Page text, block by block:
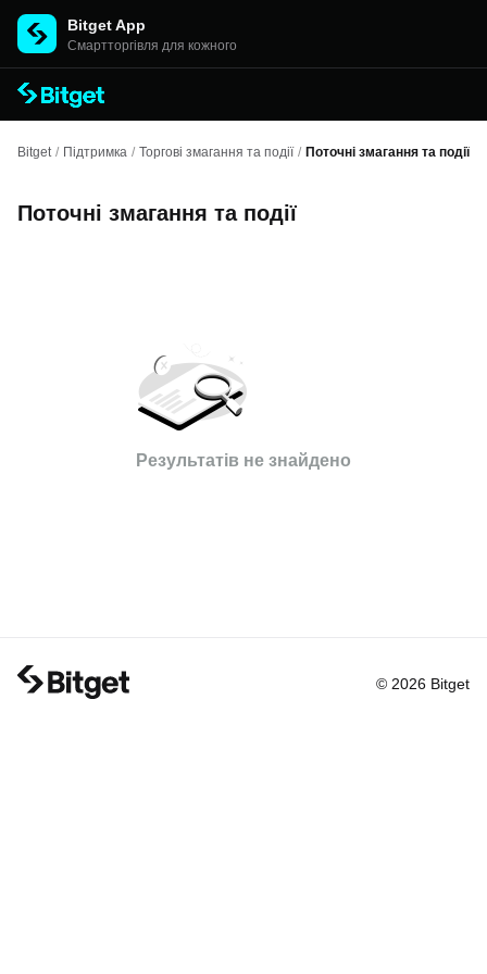
Bitget App
Cмартторгівля для кожного
Bitget / Підтримка / Торгові змагання та події / Поточні змагання та події
Поточні змагання та події
Результатів не знайдено
© 2026 Bitget